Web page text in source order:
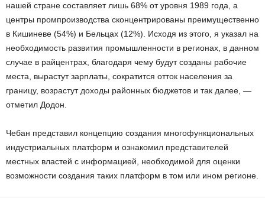
нашей стране составляет лишь 68% от уровня 1989 года, а
центры промпроизводства сконцентрированы преимущественно
в Кишиневе (54%) и Бельцах (12%). Исходя из этого, я указал на
необходимость развития промышленности в регионах, в данном
случае в райцентрах, благодаря чему будут созданы рабочие
места, вырастут зарплаты, сократится отток населения за
границу, возрастут доходы районных бюджетов и так далее, —
отметил Додон.
Чебан представил концепцию создания многофункциональных
индустриальных платформ и ознакомил представителей
местных властей с информацией, необходимой для оценки
возможности создания таких платформ в том или ином регионе.